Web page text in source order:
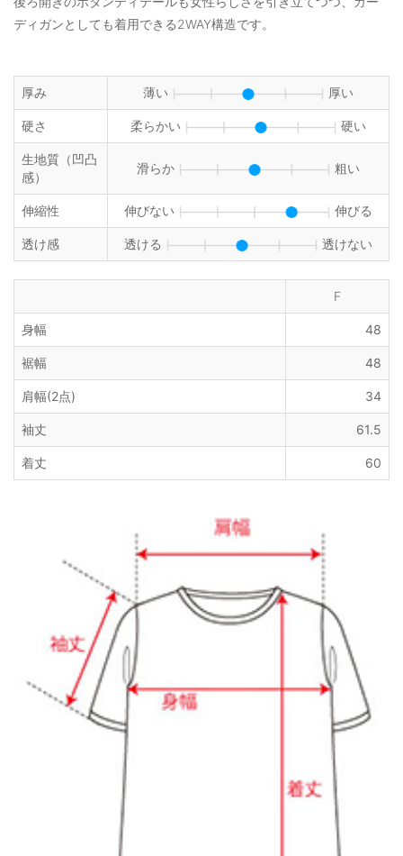
ディガンとしても着用できる2WAY構造です。
厚み 薄い 厚い
硬さ 柔らかい 硬い
生地質（凹凸
感）
滑らか 粗い
伸縮性 伸びない 伸びる
透け感 透ける 透けない
F
身幅 48
裾幅 48
肩幅(2点) 34
袖丈 61.5
着丈 60